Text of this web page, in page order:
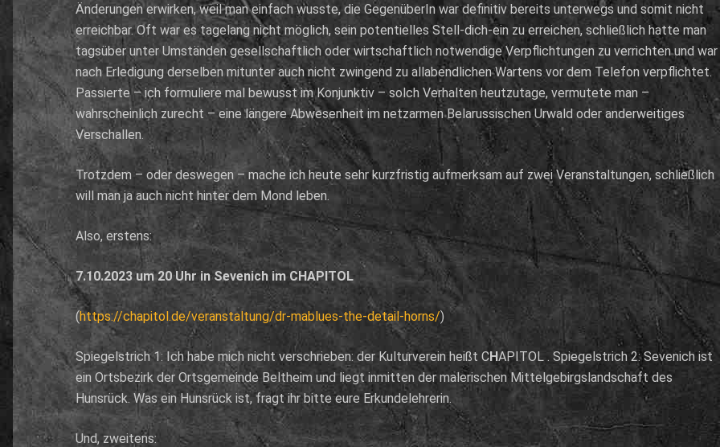
Änderungen erwirken, weil man einfach wusste, die GegenüberIn war definitiv bereits unterwegs und somit nicht
erreichbar. Oft war es tagelang nicht möglich, sein potentielles Stell-dich-ein zu erreichen, schließlich hatte man
tagsüber unter Umständen gesellschaftlich oder wirtschaftlich notwendige Verpflichtungen zu verrichten und war
nach Erledigung derselben mitunter auch nicht zwingend zu allabendlichen Wartens vor dem Telefon verpflichtet.
Passierte – ich formuliere mal bewusst im Konjunktiv – solch Verhalten heutzutage, vermutete man –
wahrscheinlich zurecht – eine längere Abwesenheit im netzarmen Belarussischen Urwald oder anderweitiges
Verschallen.
Trotzdem – oder deswegen – mache ich heute sehr kurzfristig aufmerksam auf zwei Veranstaltungen, schließlich
will man ja auch nicht hinter dem Mond leben.
Also, erstens:
7.10.2023 um 20 Uhr in Sevenich im CHAPITOL
(https://chapitol.de/veranstaltung/dr-mablues-the-detail-horns/)
Spiegelstrich 1: Ich habe mich nicht verschrieben: der Kulturverein heißt CHAPITOL . Spiegelstrich 2: Sevenich ist
ein Ortsbezirk der Ortsgemeinde Beltheim und liegt inmitten der malerischen Mittelgebirgslandschaft des
Hunsrück. Was ein Hunsrück ist, fragt ihr bitte eure Erkundelehrerin.
Und, zweitens: